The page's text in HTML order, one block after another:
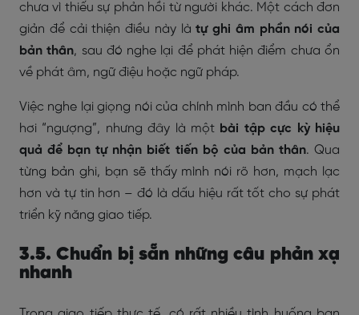
chưa vì thiếu sự phản hồi từ người khác. Một cách đơn
giản để cải thiện điều này làtự ghi âm phần nói của
bản thân, sau đó nghe lại để phát hiện điểm chưa ổn
về phát âm, ngữ điệu hoặc ngữ pháp.
Việc nghe lại giọng nói của chính mình ban đầu có thể
hơi “ngượng”, nhưng đây là một bài tập cực kỳ hiệu
quả để bạn tự nhận biết tiến bộ của bản thân. Qua
từng bản ghi, bạn sẽ thấy mình nói rõ hơn, mạch lạc
hơn và tự tin hơn – đó là dấu hiệu rất tốt cho sự phát
triển kỹ năng giao tiếp.
3.5. Chuẩn bị sẵn những câu phản xạ
nhanh